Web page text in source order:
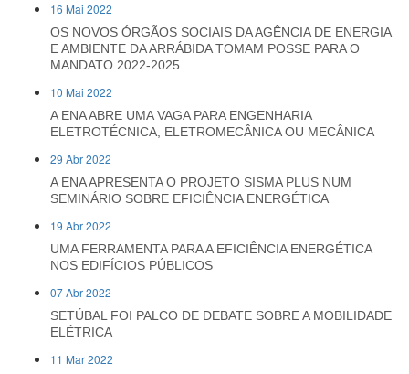
16 Mai 2022
OS NOVOS ÓRGÃOS SOCIAIS DA AGÊNCIA DE ENERGIA
E AMBIENTE DA ARRÁBIDA TOMAM POSSE PARA O
MANDATO 2022-2025
10 Mai 2022
A ENA ABRE UMA VAGA PARA ENGENHARIA
ELETROTÉCNICA, ELETROMECÂNICA OU MECÂNICA
29 Abr 2022
A ENA APRESENTA O PROJETO SISMA PLUS NUM
SEMINÁRIO SOBRE EFICIÊNCIA ENERGÉTICA
19 Abr 2022
UMA FERRAMENTA PARA A EFICIÊNCIA ENERGÉTICA
NOS EDIFÍCIOS PÚBLICOS
07 Abr 2022
SETÚBAL FOI PALCO DE DEBATE SOBRE A MOBILIDADE
ELÉTRICA
11 Mar 2022